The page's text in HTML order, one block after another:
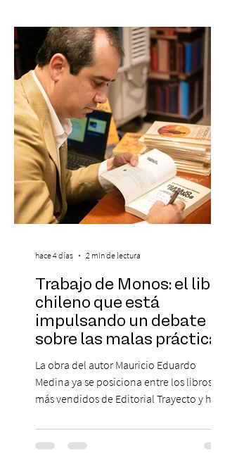
Under 21 por tercer año consecutivo,
formando parte una vez más de la
selección anual de la publicación que
destaca a los artistas menores de 21 años
más influyentes de la industria musical.
Este reconocimiento reaf
Trabajo de Monos: el libro
chileno que está
impulsando un debate
sobre las malas prácticas
laborales y el futuro del
trabajo
La obra del autor Mauricio Eduardo
Medina ya se posiciona entre los libros
más vendidos de Editorial Trayecto y ha
para mejorar los procesos de selección
laboral en Chile. En un contexto donde el
hace 4 días 2 min de lectura